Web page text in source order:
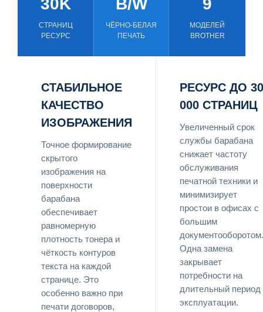
СТРАНИЦ
РЕСУРС
ЧЁРНО-БЕЛАЯ
ПЕЧАТЬ
МОДЕЛЕЙ
BROTHER
СТАБИЛЬНОЕ
КАЧЕСТВО
ИЗОБРАЖЕНИЯ
Точное формирование
скрытого
изображения на
поверхности
барабана
обеспечивает
равномерную
плотность тонера и
чёткость контуров
текста на каждой
странице. Это
особенно важно при
печати договоров,
РЕСУРС ДО 30
000 СТРАНИЦ
Увеличенный срок
службы барабана
снижает частоту
обслуживания
печатной техники и
минимизирует
простои в офисах с
большим
документооборотом.
Одна замена
закрывает
потребности на
длительный период
эксплуатации.